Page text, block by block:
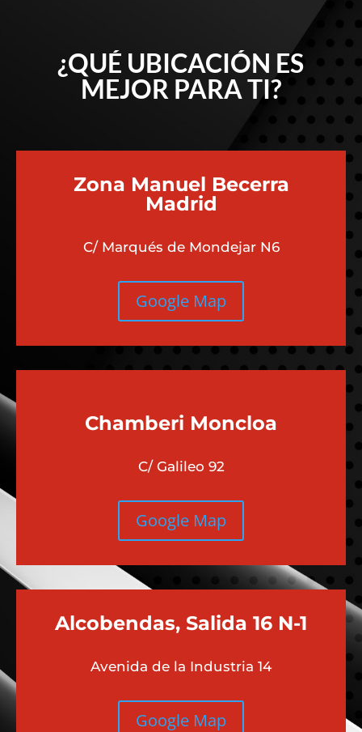
¿QUÉ UBICACIÓN ES
MEJOR PARA TI?
Zona Manuel Becerra
Madrid
C/ Marqués de Mondejar N6
Google Map
Chamberi Moncloa
C/ Galileo 92
Google Map
Alcobendas, Salida 16 N-1
Avenida de la Industria 14
Google Map